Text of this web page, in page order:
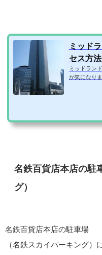
ミッド
セス方
ミッドラン
が気になり
地下駐車場
駐車場マッ
名鉄百貨店本店の駐
グ）
名鉄百貨店本店の駐車場
（名鉄スカイパーキング）